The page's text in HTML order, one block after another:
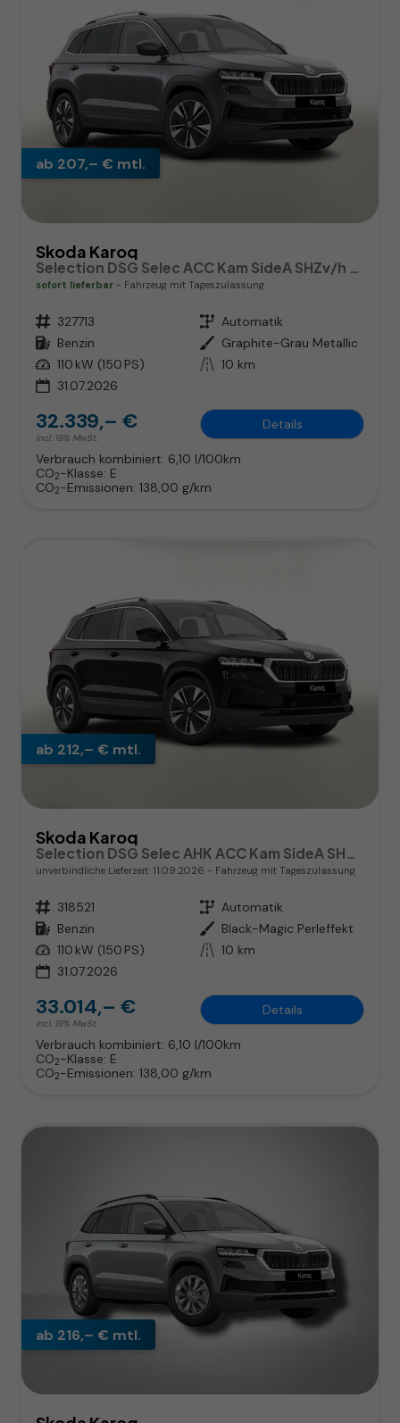
ab 207,– € mtl.
Skoda Karoq
sofort lieferbar Fahrzeug mit Tageszulassung
Fahrzeugnr. 327713 Getriebe Automatik
Kraftstoff Benzin Außenfarbe Graphite-Grau Metallic
Leistung 110 kW (150 PS) Kilometerstand 10 km
31.07.2026
32.339,– €
incl. 19% MwSt.
Details
Verbrauch kombiniert: 6,10 l/100km
CO2-Klasse: E
CO2-Emissionen: 138,00 g/km
ab 212,– € mtl.
Skoda Karoq
unverbindliche Lieferzeit: 11.09.2026 Fahrzeug mit Tageszulassung
Fahrzeugnr. 318521 Getriebe Automatik
Kraftstoff Benzin Außenfarbe Black-Magic Perleffekt
Leistung 110 kW (150 PS) Kilometerstand 10 km
31.07.2026
33.014,– €
incl. 19% MwSt.
Details
Verbrauch kombiniert: 6,10 l/100km
CO2-Klasse: E
CO2-Emissionen: 138,00 g/km
ab 216,– € mtl.